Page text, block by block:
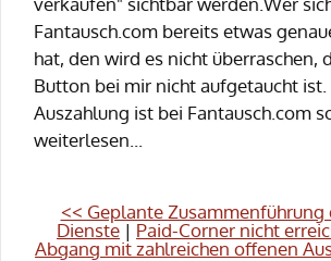
Fantausch.com bereits etwas
hat, den wird es nicht überraschen,
Button bei mir nicht aufgetaucht ist.
Auszahlung ist bei Fantausch.com
weiterlesen...
<< Geplante Zusammenführung
Dienste | Paid-Corner nicht
Abgang mit zahlreichen offenen